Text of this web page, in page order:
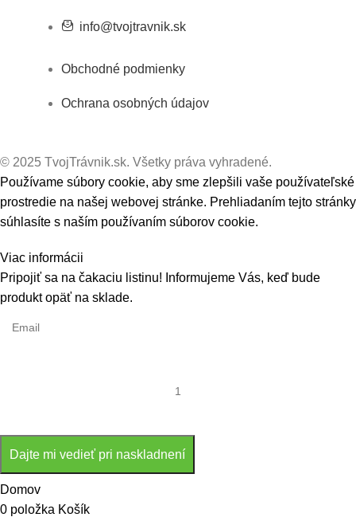
info@tvojtravnik.sk
Obchodné podmienky
Ochrana osobných údajov
© 2025 TvojTrávnik.sk. Všetky práva vyhradené.
Používame súbory cookie, aby sme zlepšili vaše používateľské
prostredie na našej webovej stránke. Prehliadaním tejto stránky
súhlasíte s naším používaním súborov cookie.
Viac informácii
informácii
Pripojiť sa na čakaciu listinu! Informujeme Vás, keď bude
produkt opäť na sklade.
Dajte mi vedieť pri naskladnení
Domov
0 položka Košík